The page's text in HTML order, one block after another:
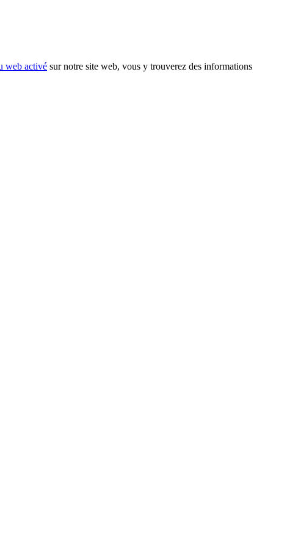
web activé sur notre site web, vous y trouverez des informations